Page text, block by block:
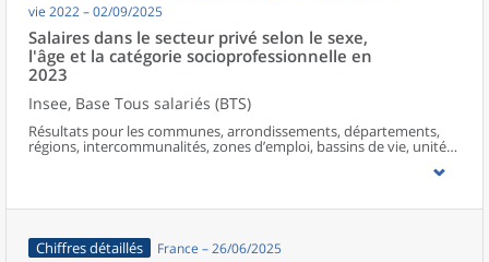
vie 2022 – 02/09/2025
Salaires dans le secteur privé selon le sexe,
l'âge et la catégorie socioprofessionnelle en
2023
Insee, Base Tous salariés (BTS)
Résultats pour les communes, arrondissements, départements,
régions, intercommunalités, zones d’emploi, bassins de vie, unités
urbaines et aires d’attraction des villes de France hors Mayotte.
Chiffres détaillés France – 26/06/2025